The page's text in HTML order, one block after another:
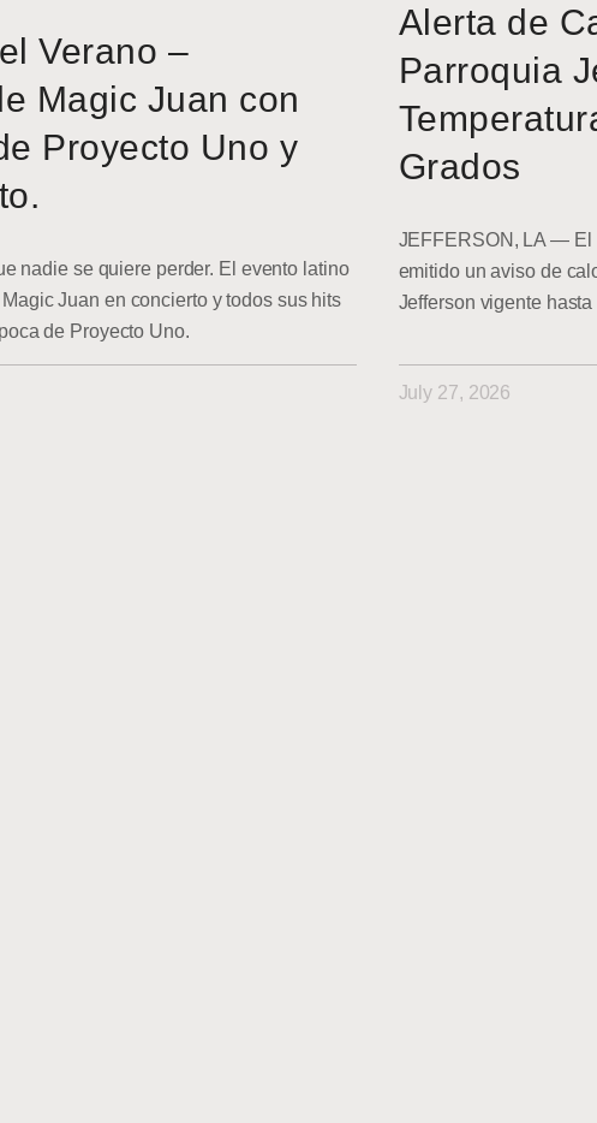
Verano –
Magic Juan con
Proyecto Uno y
nadie se quiere perder. El evento latino
Juan en concierto y todos sus hits
de Proyecto Uno.
Alerta de
Parroquia
Grados
JEFFERSON, LA — El
emitido un aviso de
Jefferson vigente
July 27, 2026